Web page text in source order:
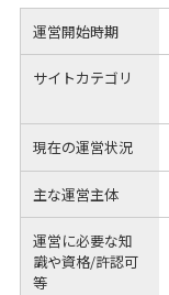
運営開始時期
サイトカテゴリ
現在の運営状況
主な運営主体
運営に必要な知
識や資格/許認可
等